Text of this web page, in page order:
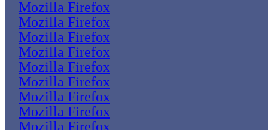
Mozilla Firefox
Mozilla Firefox
Mozilla Firefox
Mozilla Firefox
Mozilla Firefox
Mozilla Firefox
Mozilla Firefox
Mozilla Firefox
Mozilla Firefox